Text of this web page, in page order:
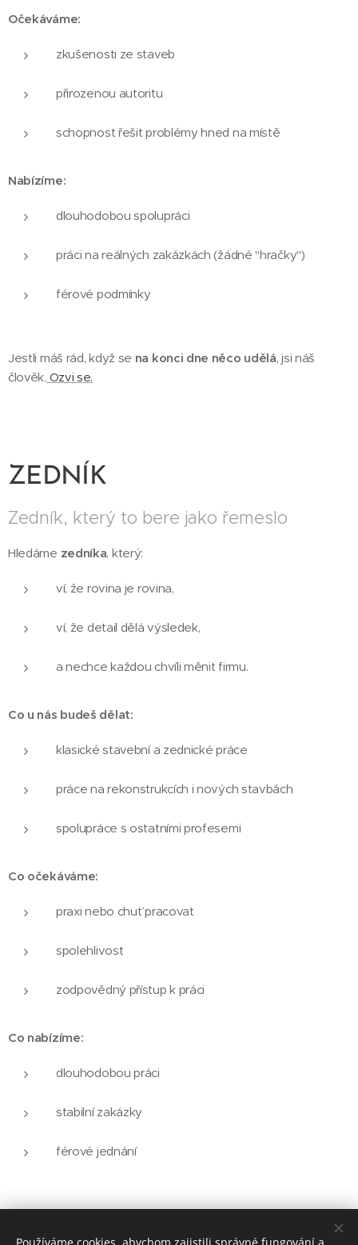
Očekáváme:
zkušenosti ze staveb
přirozenou autoritu
schopnost řešit problémy hned na místě
Nabízíme:
dlouhodobou spolupráci
práci na reálných zakázkách (žádné "hračky")
férové podmínky
Jestli máš rád, když se na konci dne něco udělá, jsi náš
člověk. Ozvi se.
ZEDNÍK
Zedník, který to bere jako řemeslo
Hledáme zedníka, který:
ví, že rovina je rovina,
ví, že detail dělá výsledek,
a nechce každou chvíli měnit firmu.
Co u nás budeš dělat:
klasické stavební a zednické práce
práce na rekonstrukcích i nových stavbách
spolupráce s ostatními profesemi
Co očekáváme:
praxi nebo chuť pracovat
spolehlivost
zodpovědný přístup k práci
Co nabízíme:
dlouhodobou práci
stabilní zakázky
férové jednání